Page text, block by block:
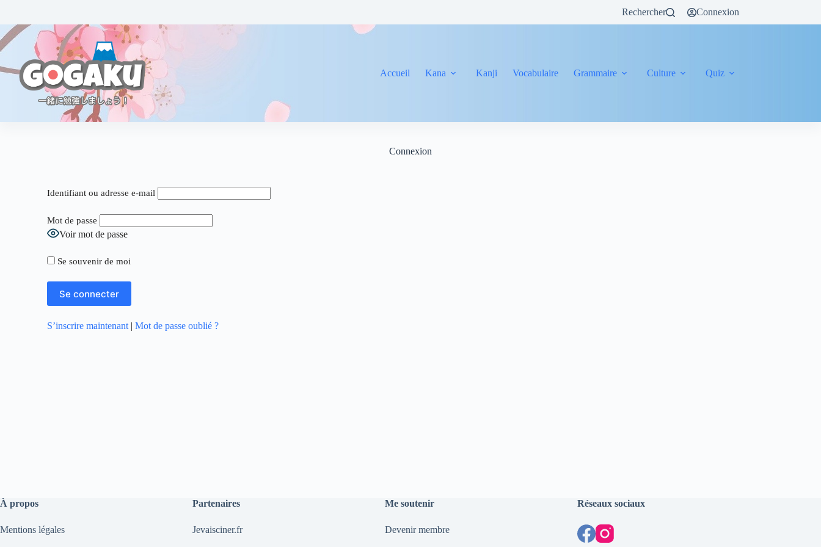
Rechercher Connexion
Accueil Kana Kanji Vocabulaire Grammaire Culture Quiz
Connexion
Identifiant ou adresse e-mail
Mot de passe
Voir mot de passe
Se souvenir de moi
S’inscrire maintenant |Mot de passe oublié ?
À propos
Mentions légales
Partenaires
Jevaisciner.fr
Me soutenir
Devenir membre
Réseaux sociaux